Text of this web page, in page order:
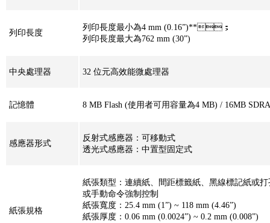
列印長度
列印長度最小為4 mm (0.16”)**；
列印長度最大為762 mm (30”)
中央處理器 32 位元高效能微處理器
記憶體 8 MB Flash (使用者可用容量為4 MB) / 16MB
感應器形式
反射式感應器：可移動式
透光式感應器：中置型固定式
紙張規格
紙張類型：連續紙、間距標籤紙、黑線標記紙
或手動命令強制控制
紙張寬度：25.4 mm (1”) ~ 118 mm (4.46”)
紙張厚度：0.06 mm (0.0024”) ~ 0.2 mm (0.008”)